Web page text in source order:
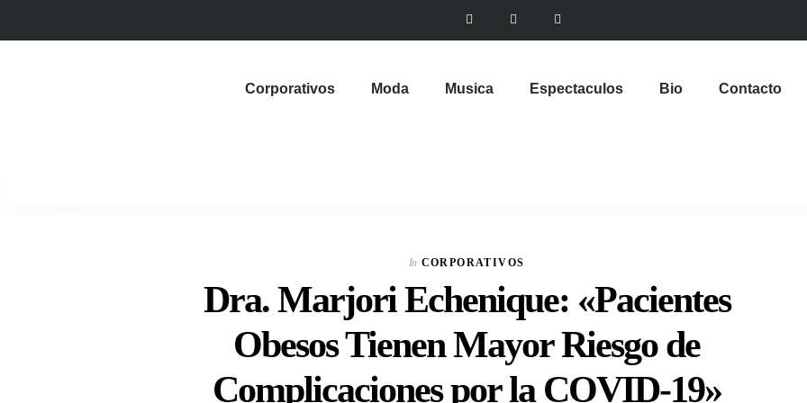
Corporativos Moda Musica Espectaculos Bio Contacto
In CORPORATIVOS
Dra. Marjori Echenique: «Pacientes
Obesos Tienen Mayor Riesgo de
Complicaciones por la COVID-19»